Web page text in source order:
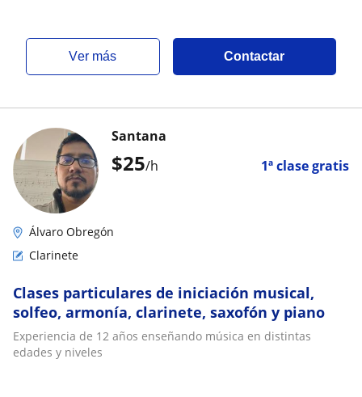
ver más Contactar
$25/h 1ª clase gratis
Santana
Álvaro Obregón
Clarinete
Clases particulares de iniciación musical,
solfeo, armonía, clarinete, saxofón y piano
Experiencia de 12 años enseñando música en distintas
edades y niveles